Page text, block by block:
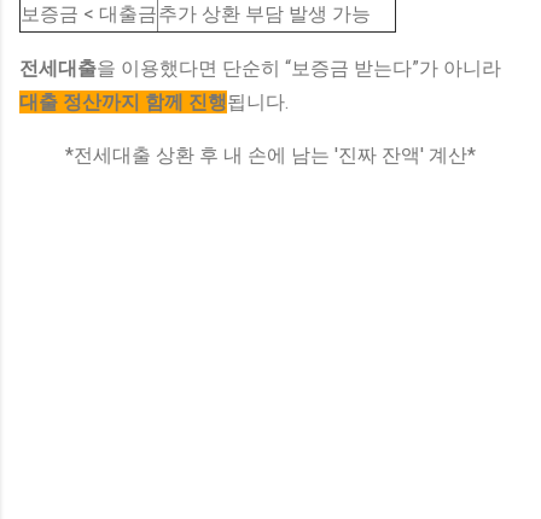
보증금 < 대출금추가 상환 부담 발생 가능
전세대출을 이용했다면 단순히 “보증금 받는다”가 아니라
대출 정산까지 함께 진행됩니다.
*전세대출 상환 후 내 손에 남는 '진짜 잔액' 계산*